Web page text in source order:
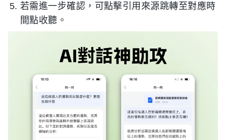
若需進一步確認，可點擊引用來源跳轉至對應時
間點收聽。